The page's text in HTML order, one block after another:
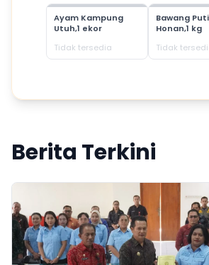
Ayam Kampung
Utuh,1 ekor
Tidak tersedia
Bawang
Honan,1 kg
Tidak
Berita Terkini